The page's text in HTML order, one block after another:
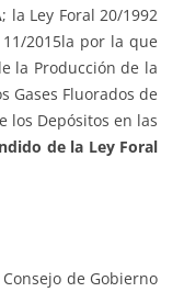
; la Ley Foral 20/1992
2015la por la que
la Producción de la
Gases Fluorados de
los Depósitos en las
de la Ley Foral
de Gobierno